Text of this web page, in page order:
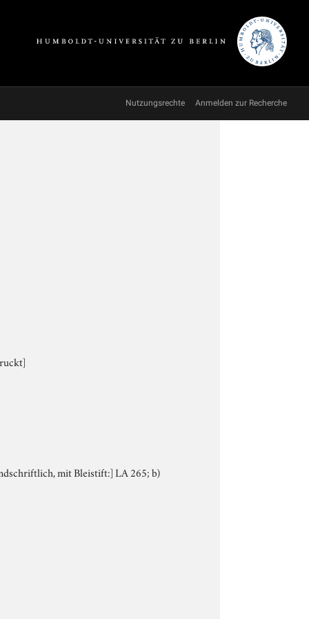
Nutzungsrechte Anmelden zur Recherche
mit Bleistift:] LA 265; b)